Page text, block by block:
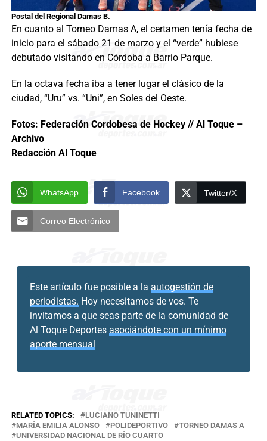
Postal del Regional Damas B.
En cuanto al Torneo Damas A, el certamen tenía fecha de
inicio para el sábado 21 de marzo y el “verde” hubiese
debutado visitando en Córdoba a Barrio Parque.
En la octava fecha iba a tener lugar el clásico de la
ciudad, “Uru” vs. “Uni”, en Soles del Oeste.
Fotos: Federación Cordobesa de Hockey // Al Toque –
Archivo
Redacción Al Toque
WhatsApp Facebook Twitter/X
Correo Electrónico
Este artículo fue posible a la autogestión de
periodistas. Hoy necesitamos de vos. Te
invitamos a que seas parte de la comunidad de
Al Toque Deportes asociándote con un mínimo
aporte mensual
RELATED TOPICS:
LUCIANO TUNINETTI
MARÍA EMILIA ALONSO
POLIDEPORTIVO
TORNEO DAMAS A
UNIVERSIDAD NACIONAL DE RÍO CUARTO